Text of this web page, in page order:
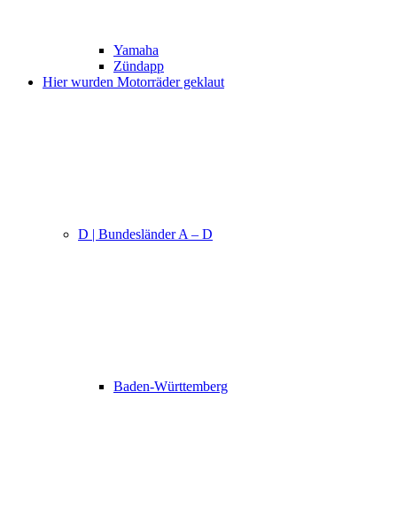
Yamaha
Zündapp
Hier wurden Motorräder geklaut
D | Bundesländer A – D
Baden-Württemberg